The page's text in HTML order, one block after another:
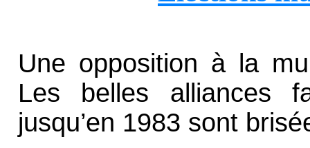
Une opposition à la
Les belles alliances
jusqu’en 1983 sont